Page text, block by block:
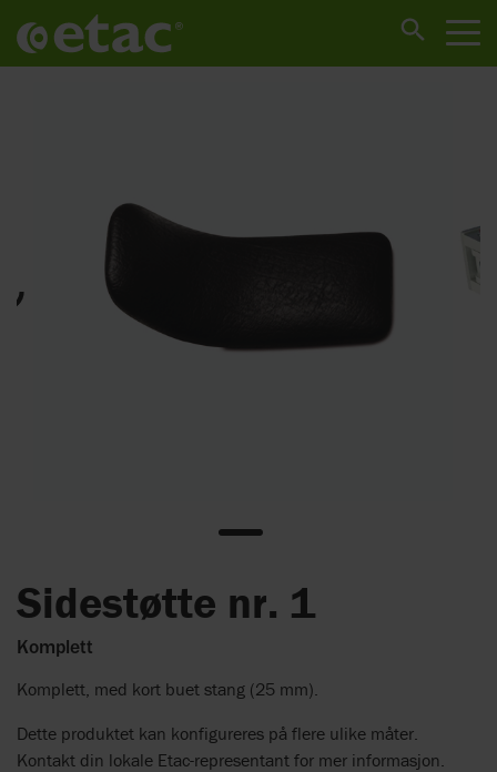
Sidestøtte nr. 1
Komplett
Komplett, med kort buet stang (25 mm).
Dette produktet kan konfigureres på flere ulike måter.
Kontakt din lokale Etac-representant for mer informasjon.